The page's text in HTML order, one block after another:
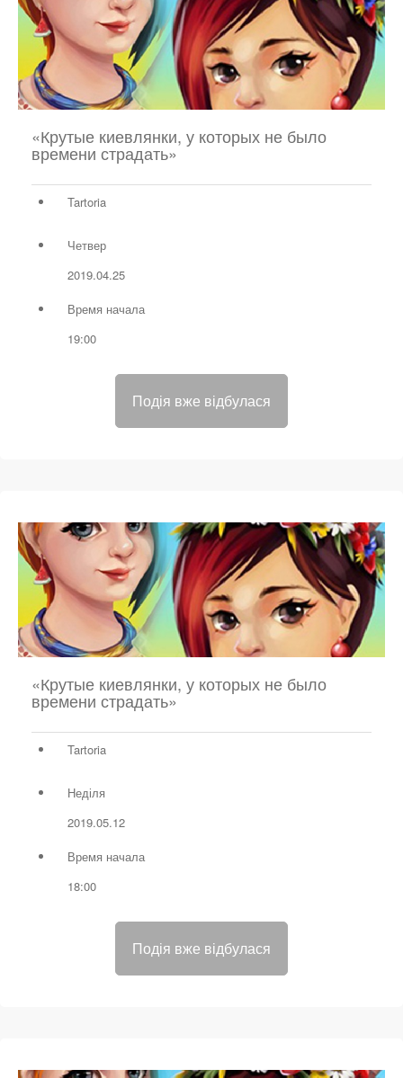
«Крутые киевлянки, у которых не было
времени страдать»
Tartoria
Четвер
2019.04.25
Время начала
19:00
Подія вже відбулася
«Крутые киевлянки, у которых не было
времени страдать»
Tartoria
Неділя
2019.05.12
Время начала
18:00
Подія вже відбулася